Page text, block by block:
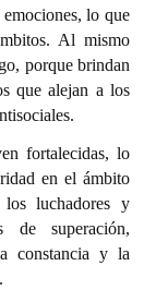
lo que
Al mismo
porque brindan
que alejan a los
fortalecidas, lo
en el ámbito
luchadores y
de superación,
constancia y la